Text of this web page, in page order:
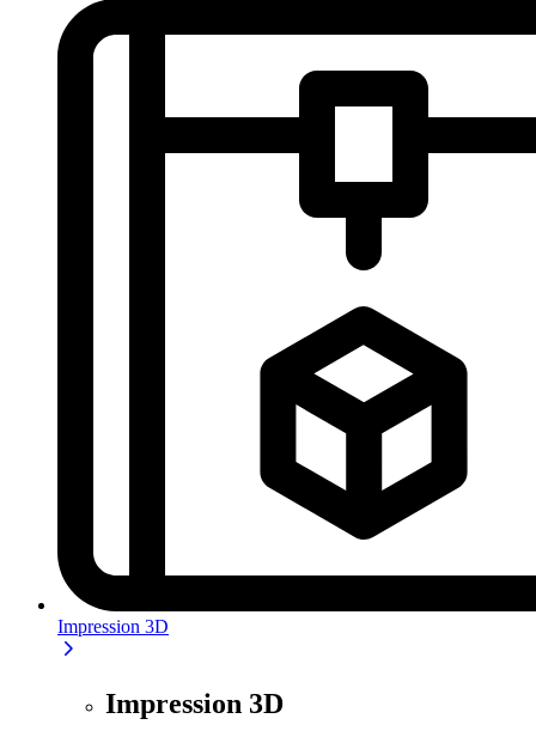
Impression 3D
Impression 3D